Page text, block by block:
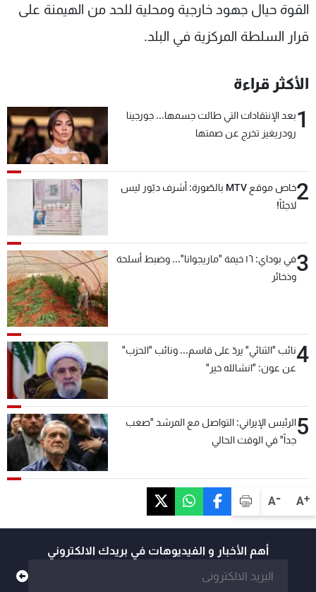
A+
A-
القوة حيال جهود خارجية ومحلية للحد من الهيمنة على
قرار السلطة المركزية في البلد.
الأكثر قراءة
1بعد الإنتقادات التي طالت جسمها... جورجينا
رودريغيز تخرج عن صمتها
2
خاص موقع MTV بالصّورة: أشرف دبّور ليس
لاجئاً!
3
في بوداي: ١٦ خيمة "ماريجوانا"... وضبط أسلحة
وذخائر
4نائب "الثنائي" يردّ على قاسم... ونائب "الحزب"
عن عون: "انشالله خير"
5الرئيس الإيراني: التواصل مع المرشد "صعب
جداً" في الوقت الحالي
أهم الأخبار و الفيديوهات في بريدك الالكتروني